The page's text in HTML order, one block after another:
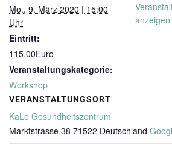
Mo., 9. März 2020 | 15:00
Uhr
Eintritt:
115,00Euro
Veranstaltungskategorie:
Workshop
VERANSTALTUNGSORT
KaLe Gesundheitszentrum
Marktstrasse 38 71522 Deutschland
anzeigen